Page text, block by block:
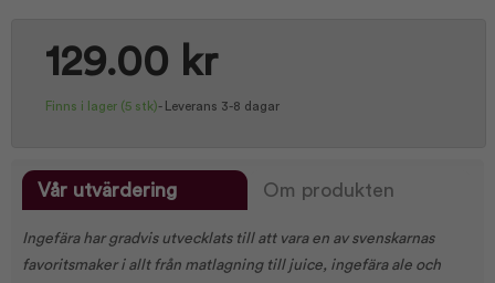
129.00 kr
Finns i lager (5 stk)- Leverans 3-8 dagar
Vår utvärdering Om produkten
Ingefära har gradvis utvecklats till att vara en av svenskarnas
favoritsmaker i allt från matlagning till juice, ingefära ale och